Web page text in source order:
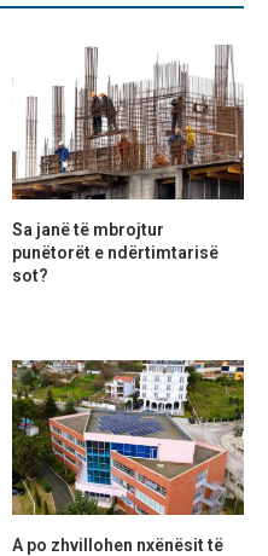
Sa janë të mbrojtur
punëtorët e ndërtimtarisë
sot?
A po zhvillohen nxënësit të